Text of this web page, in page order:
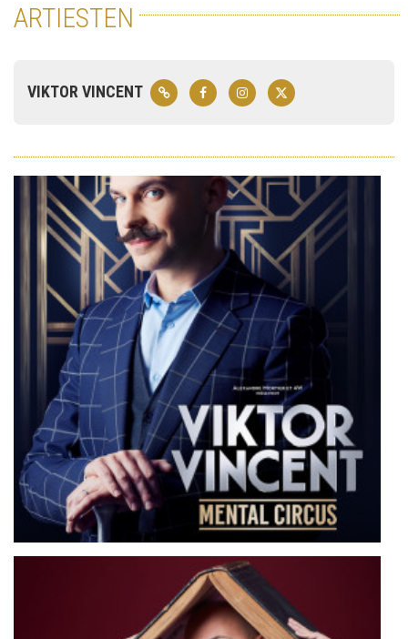
ARTIESTEN
VIKTOR VINCENT